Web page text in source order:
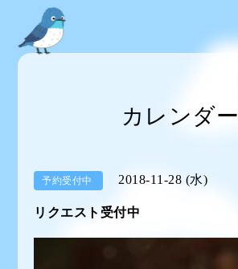
カレンダー
予約受付中 2018-11-28 (水)
リクエスト受付中